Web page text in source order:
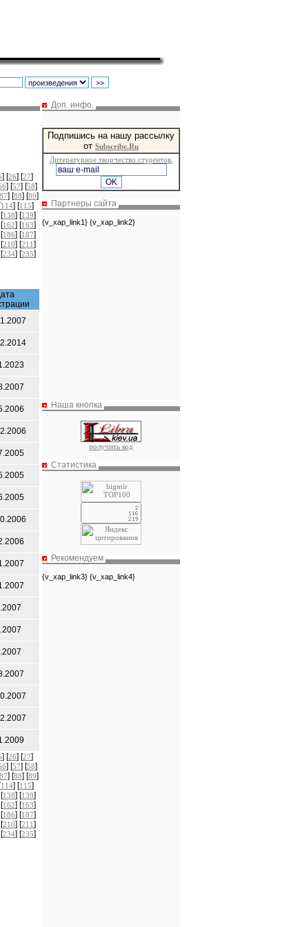
] [26] [27]
] [57] [58]
] [88] [89]
114] [115]
138] [139]
162] [163]
186] [187]
210] [211]
234] [235]
] [26] [27]
] [57] [58]
] [88] [89]
114] [115]
138] [139]
162] [163]
186] [187]
210] [211]
234] [235]
Доп. инфо.
Подпишись на нашу рассылку
от Subscribe.Ru
Литературное творчество студентов.
Партнеры сайта
{v_xap_link1} {v_xap_link2}
Наша кнопка
получить код
Статистика
Рекомендуем
{v_xap_link3} {v_xap_link4}